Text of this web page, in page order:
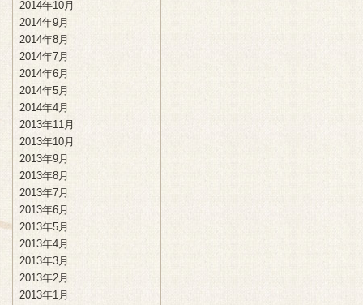
2014年10月
2014年9月
2014年8月
2014年7月
2014年6月
2014年5月
2014年4月
2013年11月
2013年10月
2013年9月
2013年8月
2013年7月
2013年6月
2013年5月
2013年4月
2013年3月
2013年2月
2013年1月